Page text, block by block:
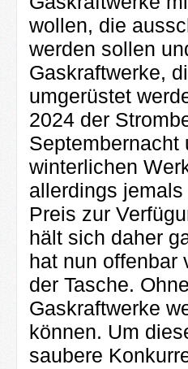
wollen, die
werden sollen
Gaskraftwerke,
umgerüstet
2024 der
Septembernacht
winterlichen
allerdings
Preis zur
hält sich daher
hat nun offenbar
der Tasche.
Gaskraftwerke
können. Um
saubere